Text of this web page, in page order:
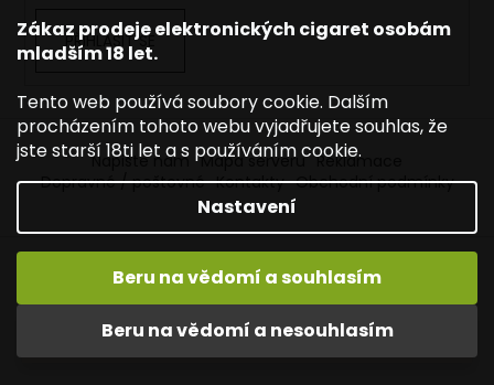
Zákaz prodeje elektronických cigaret osobám
mladším 18 let.
Tento web používá soubory cookie. Dalším
procházením tohoto webu vyjadřujete souhlas, že
jste starší 18ti let a s používáním cookie.
Nastavení
Beru na vědomí a nesouhlasím
Beru na vědomí a souhlasím
Vítejte na JOYETECH. DORUČENÍ ZDARMA zásilkovnou nad
PŘIHLÁSIT SE
Napište nám Mapa serveru Reklamace
Dopravné / poštovné Kontakty Obchodní podmínky
Vytvořil Shoptet
Copyright 2026Joyetech - Značkové elektronické
cigarety. Všechna práva vyhrazena.Upravit nastavení
cookies